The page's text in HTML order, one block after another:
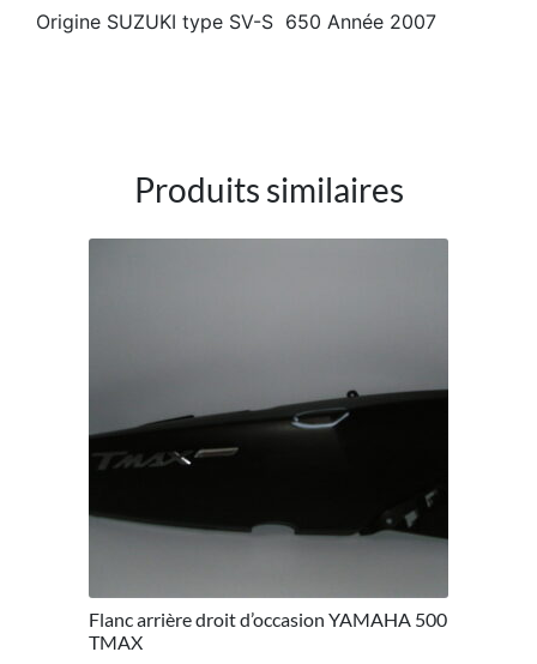
Origine SUZUKI type SV-S 650 Année 2007
Produits similaires
Flanc arrière droit d’occasion YAMAHA 500
TMAX